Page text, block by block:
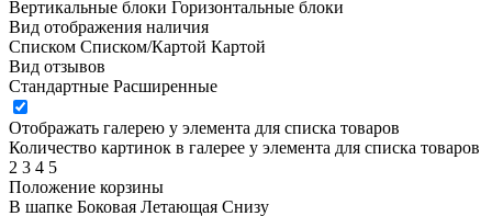
Вертикальные блоки Горизонтальные блоки
Вид отображения наличия
Списком Списком/Картой Картой
Вид отзывов
Стандартные Расширенные
Отображать галерею у элемента для списка товаров
Количество картинок в галерее у элемента для списка товаров
2 3 4 5
Положение корзины
В шапке Боковая Летающая Снизу